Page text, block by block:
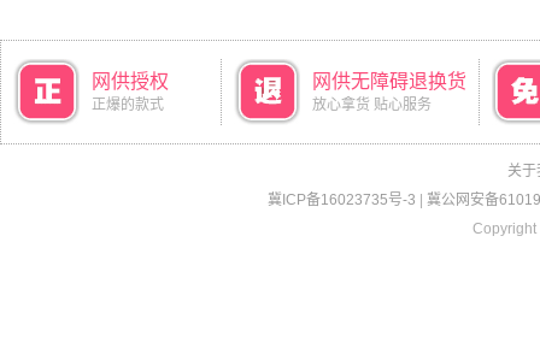
网供授权
正爆的款式
网供无障碍退换货
放心拿货 贴心服务
关于
冀ICP备16023735号-3
冀公网安备